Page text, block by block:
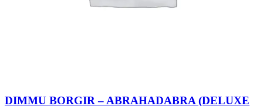
DIMMU BORGIR – ABRAHADABRA (DELUXE